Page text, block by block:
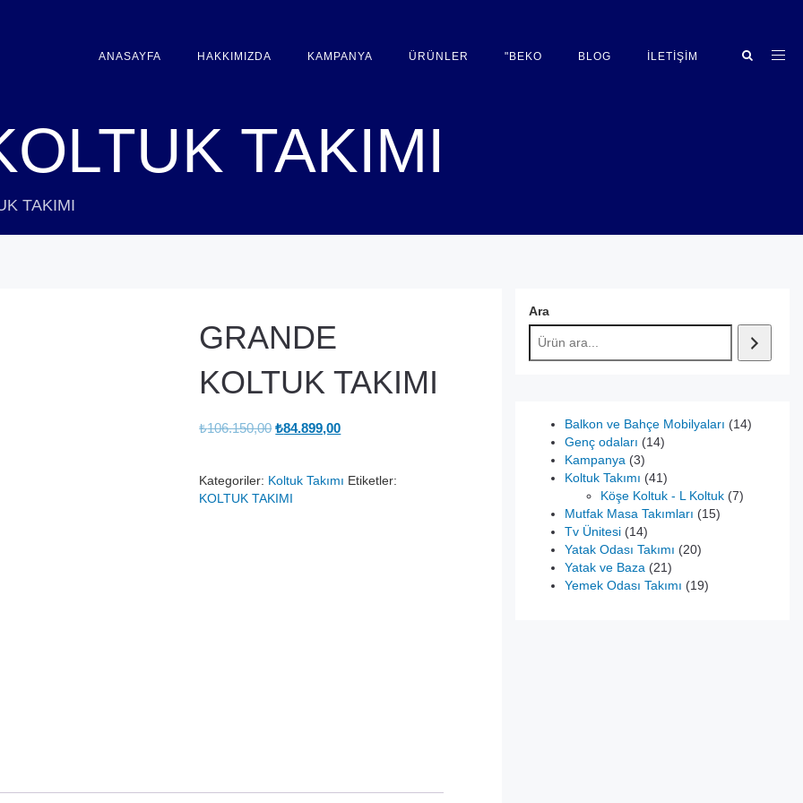
ANASAYFA HAKKIMIZDA KAMPANYA ÜRÜNLER "BEKO BLOG İLETIŞIM
TAKIMI
TAKIMI
GRANDE
KOLTUK TAKIMI
₺106.150,00 Orijinal
₺84.899,00Şu
₺84.899,00.
Kategoriler: Koltuk Takımı Etiketler:
KOLTUK TAKIMI
Ara
Balkon ve Bahçe Mobilyaları 1414
Genç odaları 1414
Kampanya 33
ürün
Koltuk Takımı 4141
ürün
Köşe Koltuk - L Koltuk 77
Mutfak Masa Takımları 1515
Tv Ünitesi 1414
ürün
Yatak Odası Takımı 2020
Yatak ve Baza 2121
ürün
Yemek Odası Takımı 1919